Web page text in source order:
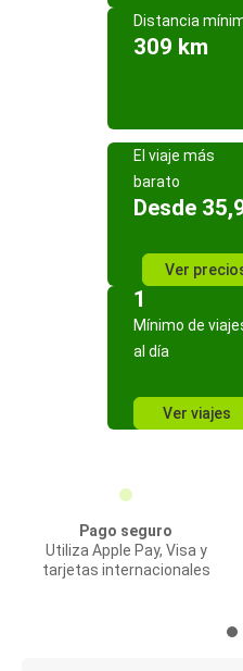
Distancia
309 km
El viaje más
barato
Desde
Ver
1
Mínimo de
al día
Ver viajes
Pago seguro
Utiliza Apple Pay, Visa y
tarjetas internacionales